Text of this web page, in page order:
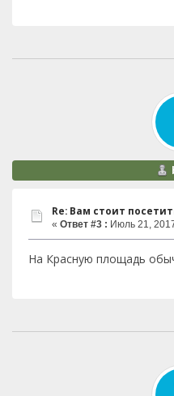
Re: Вам стоит
« Ответ #3 : Июль 21,
На Красную площадь